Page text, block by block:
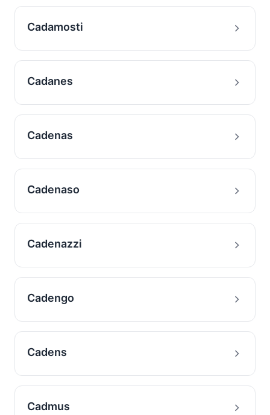
Cadamosti
Cadanes
Cadenas
Cadenaso
Cadenazzi
Cadengo
Cadens
Cadmus